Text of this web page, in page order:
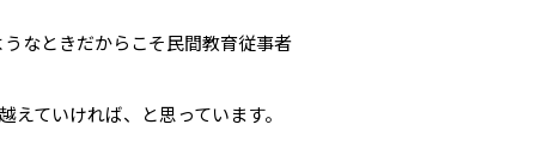
なときだからこそ民間教育従事者
ていければ、と思っています。